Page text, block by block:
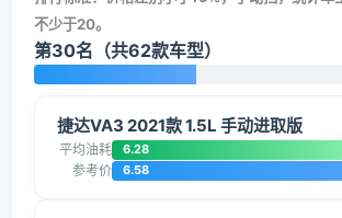
不少于20。
第30名（共62款车型）
捷达VA3 2021款 1.5L 手动进取版
平均油耗 6.28
参考价 6.58